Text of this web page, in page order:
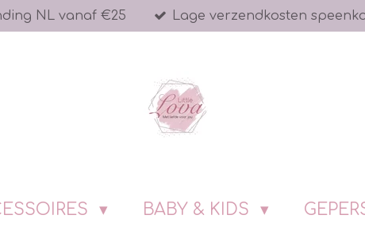
NL vanaf €25 Lage verzendkosten
BABY & KIDS